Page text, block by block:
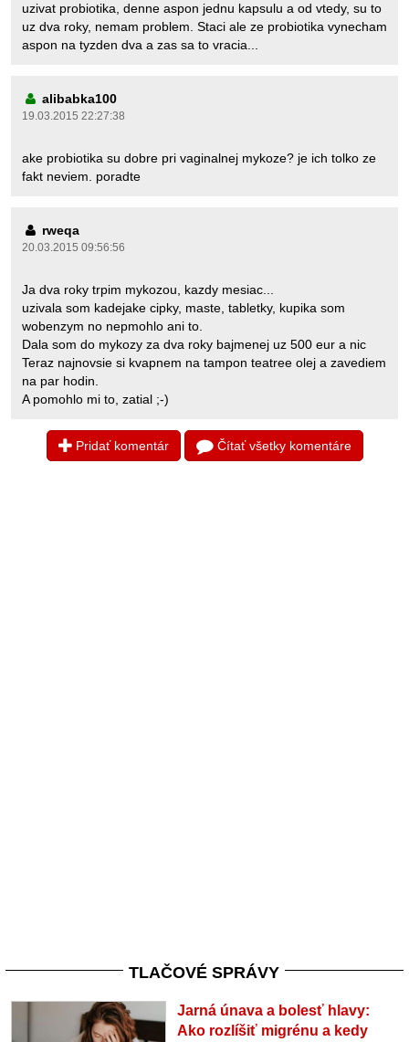
uzivat probiotika, denne aspon jednu kapsulu a od vtedy, su to
uz dva roky, nemam problem. Staci ale ze probiotika vynecham
aspon na tyzden dva a zas sa to vracia...
alibabka100
19.03.2015 22:27:38
ake probiotika su dobre pri vaginalnej mykoze? je ich tolko ze
fakt neviem. poradte
rweqa
20.03.2015 09:56:56
Ja dva roky trpim mykozou, kazdy mesiac...
uzivala som kadejake cipky, maste, tabletky, kupika som
wobenzym no nepmohlo ani to.
Dala som do mykozy za dva roky bajmenej uz 500 eur a nic
Teraz najnovsie si kvapnem na tampon teatree olej a zavediem
na par hodin.
A pomohlo mi to, zatial ;-)
Pridať komentár Čítať všetky komentáre
TLAČOVÉ SPRÁVY
Jarná únava a bolesť hlavy:
Ako rozlíšiť migrénu a kedy